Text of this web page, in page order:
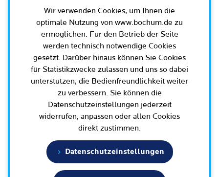
Wir verwenden Cookies, um Ihnen die
optimale Nutzung von www.bochum.de zu
ermöglichen. Für den Betrieb der Seite
werden technisch notwendige Cookies
gesetzt. Darüber hinaus können Sie Cookies
für Statistikzwecke zulassen und uns so dabei
unterstützen, die Bedienfreundlichkeit weiter
zu verbessern. Sie können die
Datenschutzeinstellungen jederzeit
widerrufen, anpassen oder allen Cookies
direkt zustimmen.
Datenschutzeinstellungen
Haushalt
Arbeitgeberin Stadt Bochum
Oberbürgermeister und Verwaltungsvorstand
Bürgerbüro
Geoportal und Stadtplan
Geburt und Kindheit
Schule, (Aus-)Bildung und Studium
Arbeit und Rente
Dienstleistungen für Unternehmen
Mobilität
Bauen, Wohnen und Umzug
Engagement und Beteiligung
Tierhaltung und Wildtiere
Gesundheit und Krankheit
Oberbürgermeister, Bürgermeisterinnen und
Bezirksvertretungen
Stadtpolitik - einfach erklärt
Bisherige Oberbürgermeisterinnen und
Oberbürgermeister
Bochumer Vertretung in den Parlamenten
Bürgerkonferenzen
Bürgersprechstunden
Büro für Bürgerbeteiligung
Aktuelle Presse­meldungen
5 Botschaften für Bochum
Bürgerbeteiligungsplattform
Rund um Bochum
Ehrenamt
Radfahren in Bochum
Geoportal und Stadtplan
E-Mobilität / Verkehr / Parken / Baustellen
Wissenschaft und Bildung
Europa und Internationales
Geschichte / Tradition
Statistik und Zahlen
Schnellnavigation
(Online)Dienste Terminbuchung
Familie und Kita Karriere und Jobs